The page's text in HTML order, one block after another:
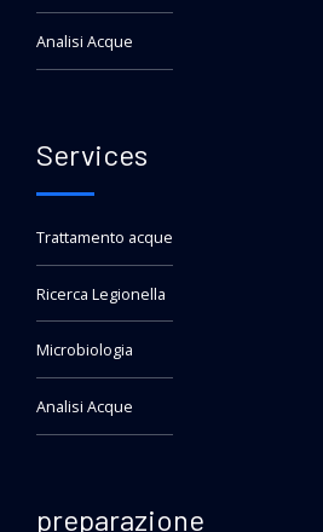
Analisi Acque
Services
Trattamento acque
Ricerca Legionella
Microbiologia
Analisi Acque
preparazione